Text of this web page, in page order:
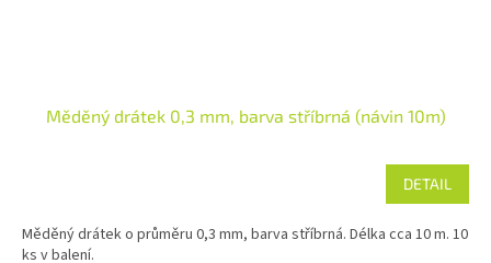
Měděný drátek 0,3 mm, barva stříbrná (návin 10m)
DETAIL
Měděný drátek o průměru 0,3 mm, barva stříbrná. Délka cca 10 m. 10
ks v balení.